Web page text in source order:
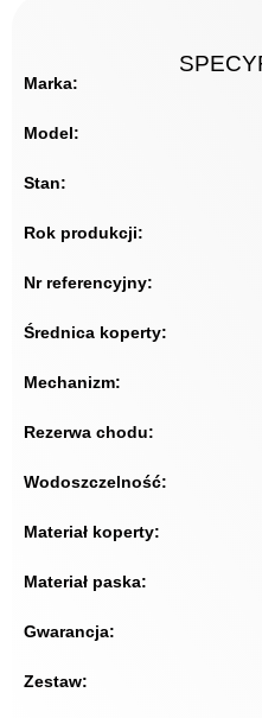
Marka:
Model:
Stan:
Rok produkcji:
Nr referencyjny:
Średnica koperty:
Mechanizm:
Rezerwa chodu:
Wodoszczelność:
Materiał koperty:
Materiał paska:
Gwarancja:
Zestaw: